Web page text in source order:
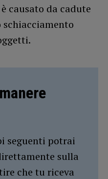
causato da cadute
schiacciamento
seguenti potrai
sulla
che tu riceva